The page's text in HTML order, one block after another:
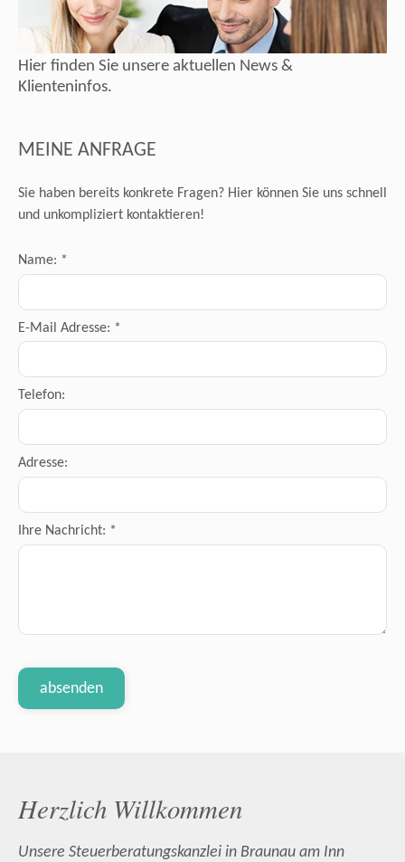
Hier finden Sie unsere aktuellen News &
Klienteninfos.
MEINE ANFRAGE
Sie haben bereits konkrete Fragen? Hier können Sie uns schnell
und unkompliziert kontaktieren!
Name: *
E-Mail Adresse: *
Telefon:
Adresse:
Ihre Nachricht: *
Herzlich Willkommen
Unsere Steuerberatungskanzlei in Braunau am Inn